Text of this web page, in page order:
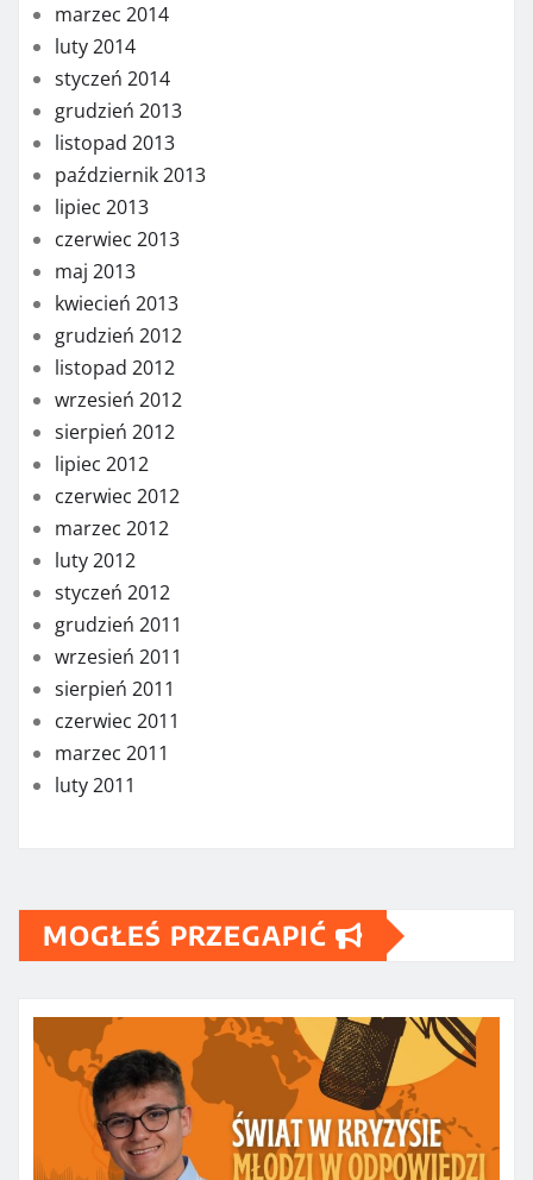
marzec 2014
luty 2014
styczeń 2014
grudzień 2013
listopad 2013
październik 2013
lipiec 2013
czerwiec 2013
maj 2013
kwiecień 2013
grudzień 2012
listopad 2012
wrzesień 2012
sierpień 2012
lipiec 2012
czerwiec 2012
marzec 2012
luty 2012
styczeń 2012
grudzień 2011
wrzesień 2011
sierpień 2011
czerwiec 2011
marzec 2011
luty 2011
MOGŁEŚ PRZEGAPIĆ